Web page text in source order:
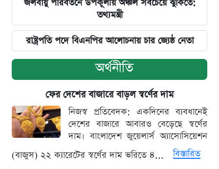
জলবায়ু পরিবর্তনে উপকূলীয় অঞ্চল সবচেয়ে ঝুঁকিতে:
তথ্যমন্ত্রী
রাষ্ট্রপতি পদে বিএনপির আলোচনায় চার জ্যেষ্ঠ নেতা
অর্থনীতি
ফের দেশের বাজারে বাড়ল স্বর্ণের দাম
নিজস্ব প্রতিবেদক: একদিনের ব্যবধানেই
দেশের বাজারে আবারও বেড়েছে স্বর্ণের
দাম। বাংলাদেশ জুয়েলার্স অ্যাসোসিয়েশন
(বাজুস) ২২ ক্যারেটের স্বর্ণের দাম ভরিতে ৪...
বিস্তারিত